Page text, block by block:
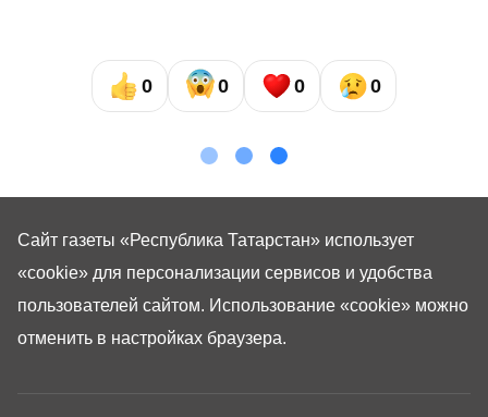
0 0 0 0
Сайт газеты «Республика Татарстан» использует
«cookie» для персонализации сервисов и удобства
пользователей сайтом. Использование «cookie» можно
отменить в настройках браузера.